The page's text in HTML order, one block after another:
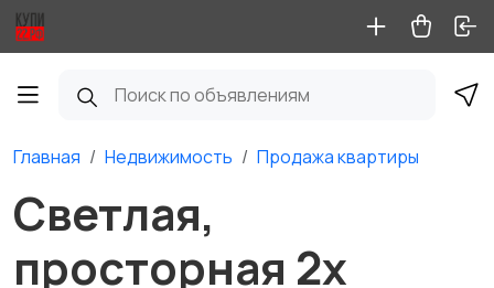
Главная Недвижимость Продажа квартиры
Светлая,
просторная 2х